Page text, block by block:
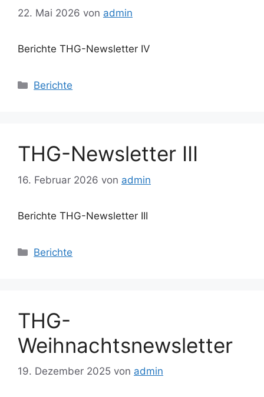
22. Mai 2026 von admin
Berichte THG-Newsletter IV
Kategorien
Berichte
THG-Newsletter III
16. Februar 2026 von admin
Berichte THG-Newsletter III
Kategorien
Berichte
THG-
Weihnachtsnewsletter
19. Dezember 2025 von admin